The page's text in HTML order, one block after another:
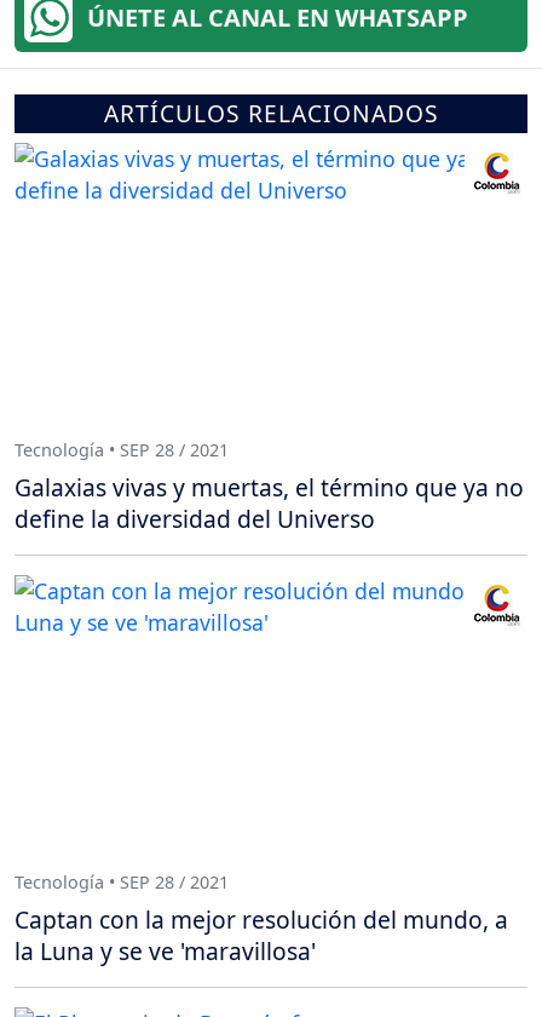
ÚNETE AL CANAL EN WHATSAPP
ARTÍCULOS RELACIONADOS
Tecnología • SEP 28 / 2021
Galaxias vivas y muertas, el término que ya no
define la diversidad del Universo
Tecnología • SEP 28 / 2021
Captan con la mejor resolución del mundo, a
la Luna y se ve 'maravillosa'